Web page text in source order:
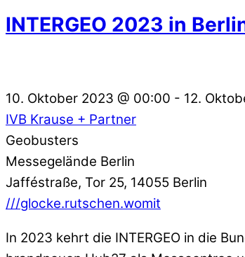
INTERGEO 2023 in
10. Oktober 2023 @ 00:00 - 12.
IVB Krause + Partner
Geobusters
Messegelände Berlin
Jafféstraße, Tor 25, 14055 Berlin
///glocke.rutschen.womit
In 2023 kehrt die INTERGEO in die